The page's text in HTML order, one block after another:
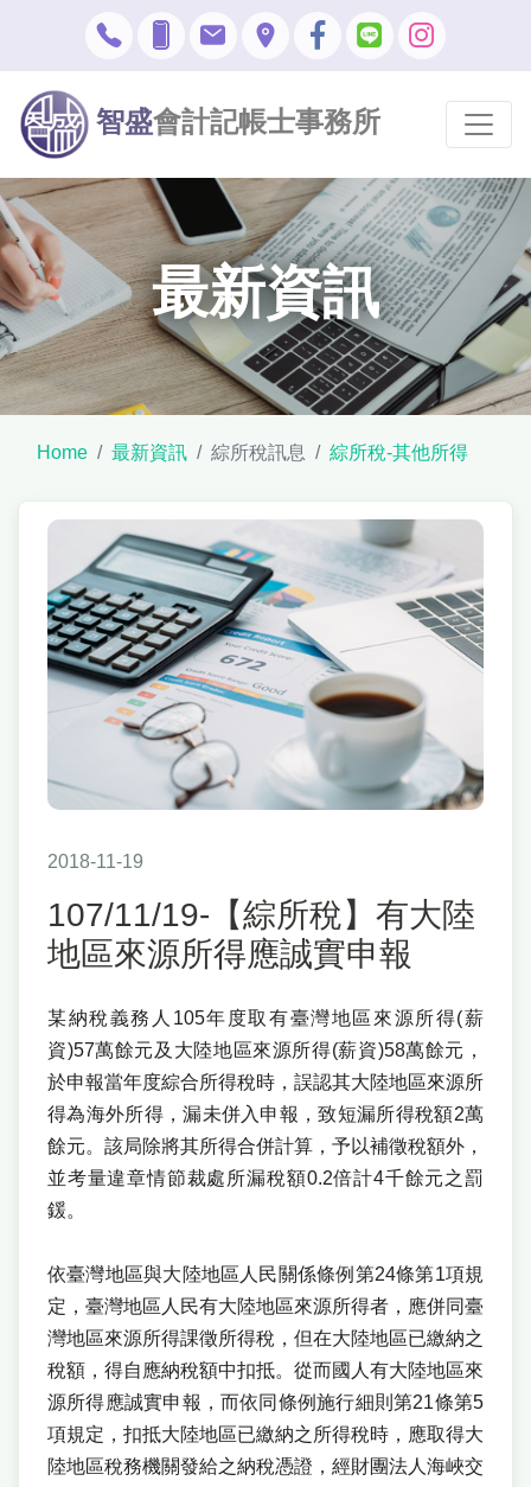
智盛會計記帳士事務所
最新資訊
Home 最新資訊 綜所稅訊息 綜所稅-其他所得
2018-11-19
107/11/19-【綜所稅】有大陸
地區來源所得應誠實申報
某納稅義務人105年度取有臺灣地區來源所得(薪
資)57萬餘元及大陸地區來源所得(薪資)58萬餘元，
於申報當年度綜合所得稅時，誤認其大陸地區來源所
得為海外所得，漏未併入申報，致短漏所得稅額2萬
餘元。該局除將其所得合併計算，予以補徵稅額外，
並考量違章情節裁處所漏稅額0.2倍計4千餘元之罰
鍰。
依臺灣地區與大陸地區人民關係條例第24條第1項規
定，臺灣地區人民有大陸地區來源所得者，應併同臺
灣地區來源所得課徵所得稅，但在大陸地區已繳納之
稅額，得自應納稅額中扣抵。從而國人有大陸地區來
源所得應誠實申報，而依同條例施行細則第21條第5
項規定，扣抵大陸地區已繳納之所得稅時，應取得大
陸地區稅務機關發給之納稅憑證，經財團法人海峽交